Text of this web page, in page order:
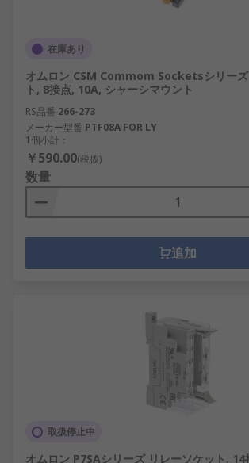
在庫あり
オムロン CSM Commom Socketsシリーズ
ト, 8接点, 10A, シャーシマウント
RS品番 266-273
メーカー型番 PTF08A FOR LY
1個小計：
￥590.00(税抜)
数量
追加
取扱停止中
オムロン P7SAシリーズ リレーソケット,